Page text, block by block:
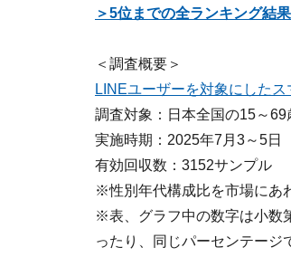
＞5位までの全ランキング結
＜調査概要＞
LINEユーザーを対象にした
調査対象：日本全国の15～69
実施時期：2025年7月3～5日
有効回収数：3152サンプル
※性別年代構成比を市場にあ
※表、グラフ中の数字は小数
ったり、同じパーセンテージ